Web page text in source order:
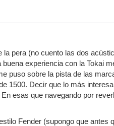
la pera (no cuento las dos
experiencia con la Tokai
puso sobre la pista de las
1500. Decir que lo más
esas que navegando por
Fender (supongo que antes